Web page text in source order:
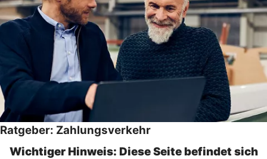
Ratgeber: Zahlungsverkehr
Wichtiger Hinweis: Diese Seite befindet sich